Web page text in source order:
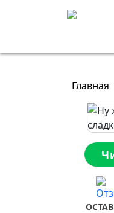
Главная